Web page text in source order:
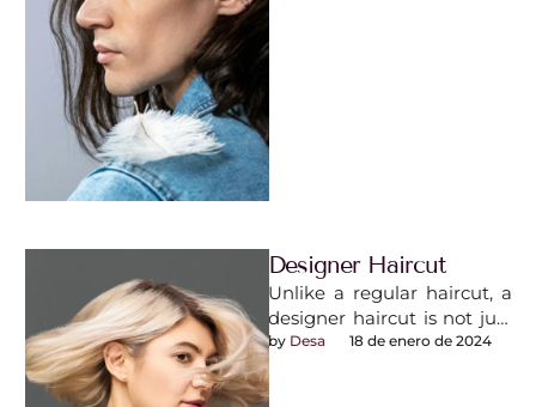
Designer Haircut
Unlike a regular haircut, a
designer haircut is not just
a trim or a simple
alteration of length. …
by Desa 18 de enero de 2024